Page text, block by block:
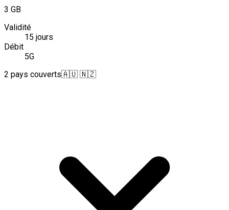
3 GB
Validité
15 jours
Débit
5G
2 pays couverts🇦🇺 🇳🇿